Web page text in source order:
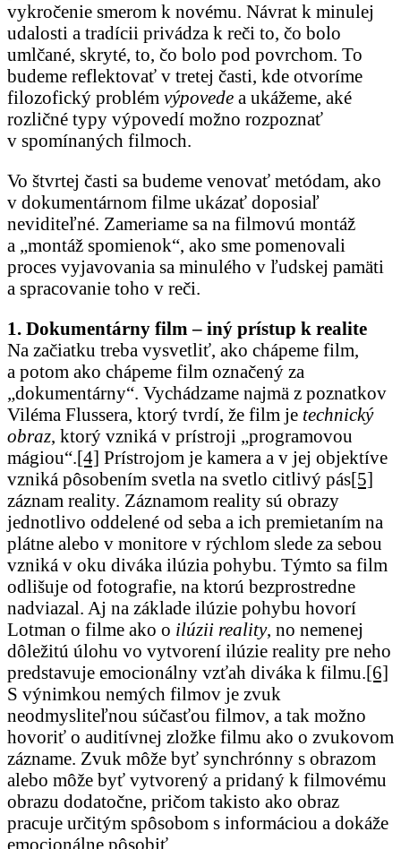
vykročenie smerom k novému. Návrat k minulej
udalosti a tradícii privádza k reči to, čo bolo
umlčané, skryté, to, čo bolo pod povrchom. To
budeme reflektovať v tretej časti, kde otvoríme
filozofický problém výpovede a ukážeme, aké
rozličné typy výpovedí možno rozpoznať
v spomínaných filmoch.
Vo štvrtej časti sa budeme venovať metódam, ako
v dokumentárnom filme ukázať doposiaľ
neviditeľné. Zameriame sa na filmovú montáž
a „montáž spomienok“, ako sme pomenovali
proces vyjavovania sa minulého v ľudskej pamäti
a spracovanie toho v reči.
1. Dokumentárny film – iný prístup k realite
Na začiatku treba vysvetliť, ako chápeme film,
a potom ako chápeme film označený za
„dokumentárny“. Vychádzame najmä z poznatkov
Viléma Flussera, ktorý tvrdí, že film je technický
obraz, ktorý vzniká v prístroji „programovou
mágiou“.[4] Prístrojom je kamera a v jej objektíve
vzniká pôsobením svetla na svetlo citlivý pás[5]
záznam reality. Záznamom reality sú obrazy
jednotlivo oddelené od seba a ich premietaním na
plátne alebo v monitore v rýchlom slede za sebou
vzniká v oku diváka ilúzia pohybu. Týmto sa film
odlišuje od fotografie, na ktorú bezprostredne
nadviazal. Aj na základe ilúzie pohybu hovorí
Lotman o filme ako o ilúzii reality, no nemenej
dôležitú úlohu vo vytvorení ilúzie reality pre neho
predstavuje emocionálny vzťah diváka k filmu.[6]
S výnimkou nemých filmov je zvuk
neodmysliteľnou súčasťou filmov, a tak možno
hovoriť o auditívnej zložke filmu ako o zvukovom
zázname. Zvuk môže byť synchrónny s obrazom
alebo môže byť vytvorený a pridaný k filmovému
obrazu dodatočne, pričom takisto ako obraz
pracuje určitým spôsobom s informáciou a dokáže
emocionálne pôsobiť.